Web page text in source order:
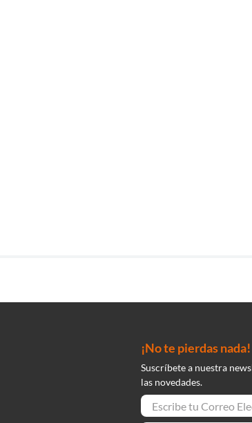
¡No te pierdas nada!
Suscríbete a nuestra
las novedades.